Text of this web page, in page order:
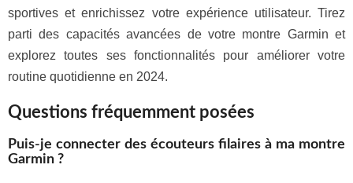
sportives et enrichissez votre expérience utilisateur. Tirez
parti des capacités avancées de votre montre Garmin et
explorez toutes ses fonctionnalités pour améliorer votre
routine quotidienne en 2024.
Questions fréquemment posées
Puis-je connecter des écouteurs filaires à ma montre
Garmin ?